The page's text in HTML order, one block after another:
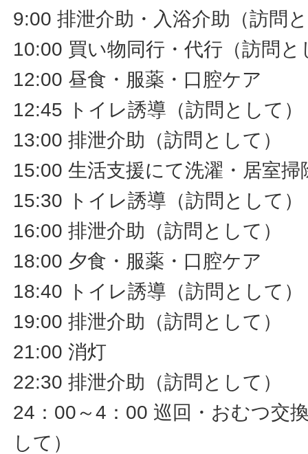
9:00 排泄介助・入浴介助（訪問
10:00 買い物同行・代行（訪問と
12:00 昼食・服薬・口腔ケア
12:45 トイレ誘導（訪問として）
13:00 排泄介助（訪問として）
15:00 生活支援にて洗濯・居室
15:30 トイレ誘導（訪問として）
16:00 排泄介助（訪問として）
18:00 夕食・服薬・口腔ケア
18:40 トイレ誘導（訪問として）
19:00 排泄介助（訪問として）
21:00 消灯
22:30 排泄介助（訪問として）
24：00～4：00 巡回・おむつ交
して）